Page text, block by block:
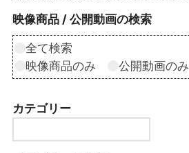
映像商品 / 公開動画の検索
全て検索
映像商品のみ
公開動画のみ
カテゴリー